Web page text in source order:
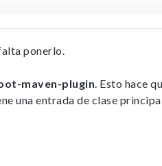
ponerlo.
maven-plugin. Esto hace
una entrada de clase
y
visitas